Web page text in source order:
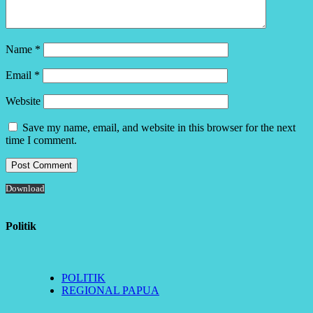
Name *
Email *
Website
Save my name, email, and website in this browser for the next
time I comment.
Download
Politik
POLITIK
REGIONAL PAPUA